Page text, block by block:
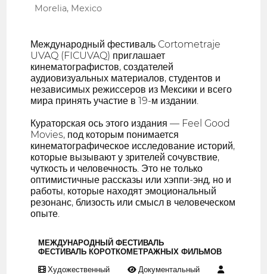
Morelia, Mexico
Международный фестиваль Cortometraje
UVAQ (FICUVAQ) приглашает
кинематографистов, создателей
аудиовизуальных материалов, студентов и
независимых режиссеров из Мексики и всего
мира принять участие в 19-м издании.
Кураторская ось этого издания — Feel Good
Movies, под которым понимается
кинематографическое исследование историй,
которые вызывают у зрителей сочувствие,
чуткость и человечность. Это не только
оптимистичные рассказы или хэппи-энд, но и
работы, которые находят эмоциональный
резонанс, близость или смысл в человеческом
опыте.
МЕЖДУНАРОДНЫЙ ФЕСТИВАЛЬ
ФЕСТИВАЛЬ КОРОТКОМЕТРАЖНЫХ ФИЛЬМОВ
Художественный
Документальный